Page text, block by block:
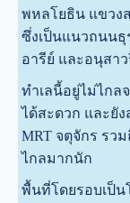
พหลโยธิน แขวง
ซึ่งเป็นแนวถนน
อารีย์ และอนุสา
ทำเลนี้อยู่ไม่ไกล
ได้สะดวก และยั
MRT จตุจักร รว
ไกลมากนัก
พื้นที่โดยรอบเป็